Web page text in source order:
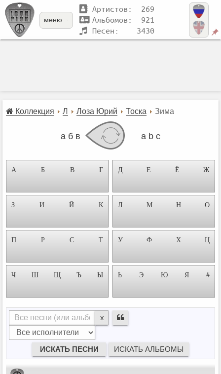
меню
Артистов: 269
Альбомов: 921
Песен: 3430
Коллекция Л Лоза Юрий Тоска Зима
а б в a b c
А Б В Г Д Е Ё Ж
З И Й К Л М Н О
П Р С Т У Ф Х Ц
Ч Ш Щ Ъ Ы Ь Э Ю Я #
x